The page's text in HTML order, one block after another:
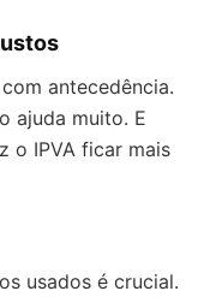
antecedência.
ajuda muito. E
o IPVA ficar mais
usados é crucial.